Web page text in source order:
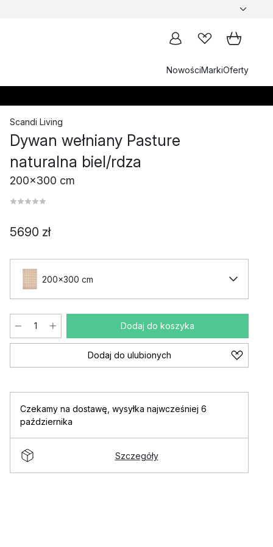
NowościMarkiOferty
Scandi Living
Dywan wełniany Pasture
naturalna biel/rdza
200x300 cm
5690 zł
200x300 cm
Dodaj do koszyka
Dodaj do ulubionych
Czekamy na dostawę wysyłka najwcześniej 6
października
Szczegóły